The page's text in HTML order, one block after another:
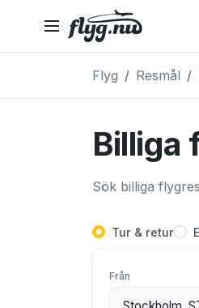
Flyg Resmål
Billiga
Sök billiga
Tur & retur
Från